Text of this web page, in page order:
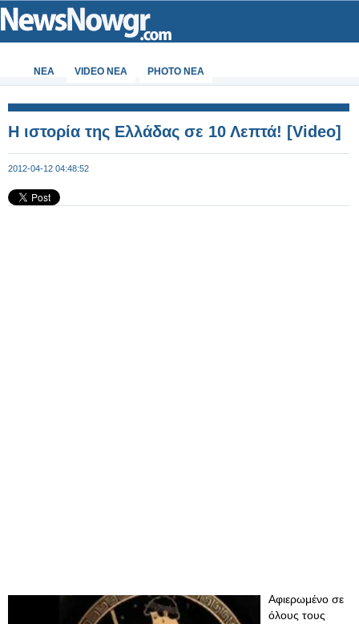
ΝΕΑ VIDEO NEA PHOTO NEA
Η ιστορία της Ελλάδας σε 10 Λεπτά! [Video]
2012-04-12 04:48:52
Αφιερωμένο σε
όλους τους